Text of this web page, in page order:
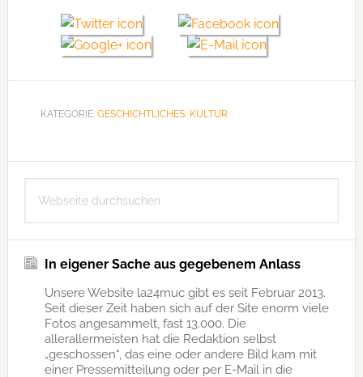
KATEGORIE: GESCHICHTLICHES, KULTUR
Seitenspalte
durchsuchen
In eigener Sache aus gegebenem Anlass
Unsere Website la24muc gibt es seit Februar 2013.
Seit dieser Zeit haben sich auf der Site enorm viele
Fotos angesammelt, fast 13.000. Die
allerallermeisten hat die Redaktion selbst
„geschossen“, das eine oder andere Bild kam mit
einer Pressemitteilung oder per E-Mail in die